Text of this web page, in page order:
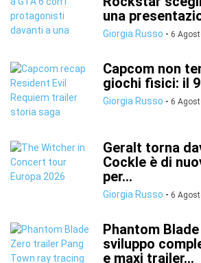
una
Giorgia Russo - 6
Capcom non
giochi fisici: il
Giorgia Russo - 6
Geralt torna
Cockle è di
per...
Giorgia Russo - 6
Phantom
sviluppo
e maxi trailer...